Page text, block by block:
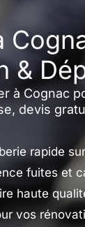
&
à Cognac
devis
rapide
fuites et
haute
vos